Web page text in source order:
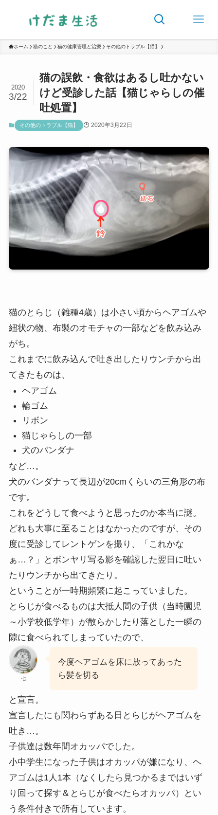
ホーム 猫のこと 猫の健康管理と治療 その他のトラブル【猫】
猫の誤飲・食欲はあるし吐かない
けど受診した話【猫じゃらしの催
吐処置】
2020
3/22
その他のトラブル【猫】 2020年3月22日
猫のとらじ（雑種4歳）は小さい頃からヘアゴムや
紐状の物、布製のオモチャの一部などを飲み込み
がち。
これまでに飲み込んで吐き出したりウンチから出
てきたものは、
ヘアゴム
輪ゴム
リボン
猫じゃらしの一部
犬のバンダナ
など…。
犬のバンダナって長辺が20cmくらいの三角形の布
です。
これをどうして食べようと思ったのか本当に謎。
どれも大事に至ることはなかったのですが、その
度に受診してレントゲンを撮り、「これかな
ぁ…？」とボンヤリ写る影を確認した翌日に吐い
たりウンチから出てきたり。
ということが一時期頻繁に起こっていました。
とらじが食べるものは大抵人間の子供（当時園児
～小学校低学年）が散らかしたり落とした一瞬の
隙に食べられてしまっていたので、
七
今度ヘアゴムを床に放ってあった
ら髪を切る
と宣言。
宣言したにも関わらずある日とらじがヘアゴムを
吐き…。
子供達は数年間オカッパでした。
小中学生になった子供はオカッパが嫌になり、ヘ
アゴムは1人1本（なくしたら見つかるまではいず
り回って探す＆とらじが食べたらオカッパ）とい
う条件付きで所有しています。